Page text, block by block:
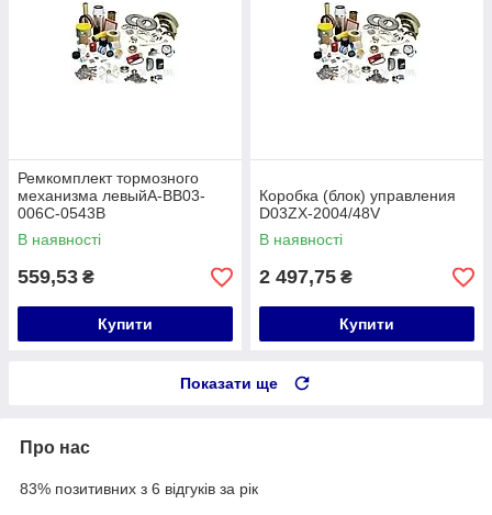
Ремкомплект тормозного
механизма левыйA-BB03-
006C-0543B
В наявності
559,53 ₴
Купити
Коробка (блок) управления
D03ZX-2004/48V
В наявності
2 497,75 ₴
Купити
Показати ще
Про нас
83% позитивних з 6 відгуків за рік